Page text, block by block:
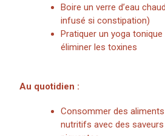
Boire un verre d’eau
infusé si constipation)
Pratiquer un yoga
éliminer les toxines
Au quotidien :
Consommer des
nutritifs avec des